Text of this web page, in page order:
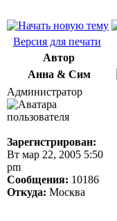
Версия для печати
Автор
Анна & Сим
Администратор
Зарегистрирован:
Вт мар 22, 2005 5:50
pm
Сообщения: 10186
Откуда: Москва